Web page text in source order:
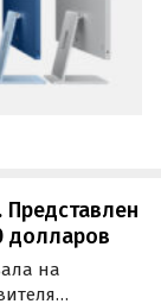
долларов
на